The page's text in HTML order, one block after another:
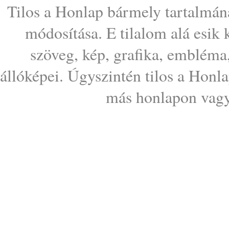
Tilos a Honlap bármely
módosítása. E tilalom alá esik
szöveg, kép, grafika,
állóképei. Úgyszintén tilos a
más honlapon